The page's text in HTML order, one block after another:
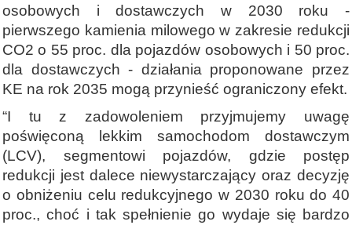
osobowych i dostawczych w 2030 roku -
pierwszego kamienia milowego w zakresie redukcji
CO2 o 55 proc. dla pojazdów osobowych i 50 proc.
dla dostawczych - działania proponowane przez
KE na rok 2035 mogą przynieść ograniczony efekt.
“I tu z zadowoleniem przyjmujemy uwagę
poświęconą lekkim samochodom dostawczym
(LCV), segmentowi pojazdów, gdzie postęp
redukcji jest dalece niewystarczający oraz decyzję
o obniżeniu celu redukcyjnego w 2030 roku do 40
proc., choć i tak spełnienie go wydaje się bardzo